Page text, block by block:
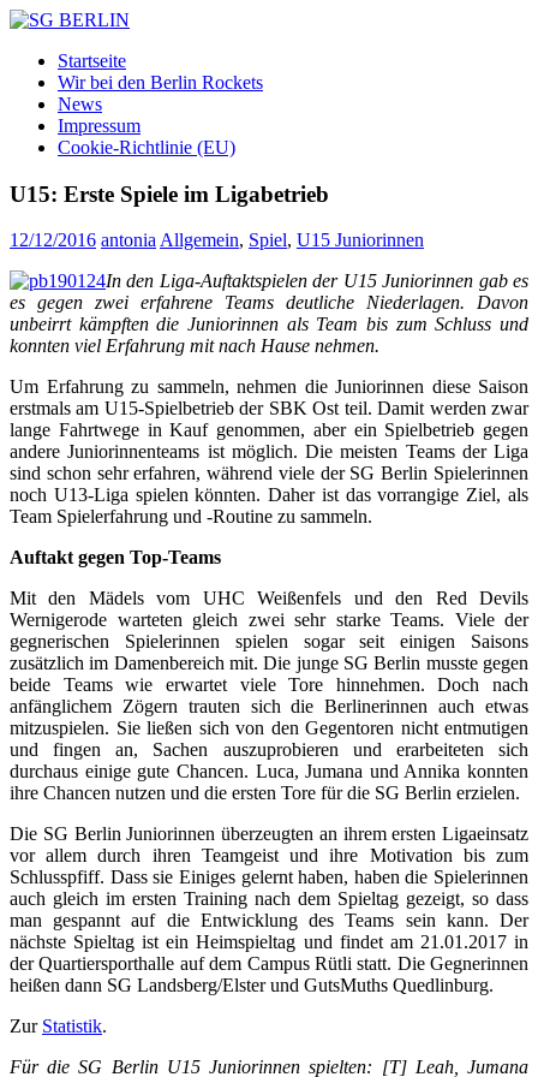
Zum
springen
BERLIN
DAMEN
FLOORBALL
TEAM
Startseite
Wir bei den Berlin Rockets
News
Impressum
Cookie-Richtlinie (EU)
U15: Erste Spiele im Ligabetrieb
12/12/2016 antoniaAllgemein, Spiel, U15 Juniorinnen
In den Liga-Auftaktspielen der U15 Juniorinnen gab es
es gegen zwei erfahrene Teams deutliche Niederlagen. Davon
unbeirrt kämpften die Juniorinnen als Team bis zum Schluss und
konnten viel Erfahrung mit nach Hause nehmen.
Um Erfahrung zu sammeln, nehmen die Juniorinnen diese Saison
erstmals am U15-Spielbetrieb der SBK Ost teil. Damit werden zwar
lange Fahrtwege in Kauf genommen, aber ein Spielbetrieb gegen
andere Juniorinnenteams ist möglich. Die meisten Teams der Liga
sind schon sehr erfahren, während viele der SG Berlin Spielerinnen
noch U13-Liga spielen könnten. Daher ist das vorrangige Ziel, als
Team Spielerfahrung und -Routine zu sammeln.
Auftakt gegen Top-Teams
Mit den Mädels vom UHC Weißenfels und den Red Devils
Wernigerode warteten gleich zwei sehr starke Teams. Viele der
gegnerischen Spielerinnen spielen sogar seit einigen Saisons
zusätzlich im Damenbereich mit. Die junge SG Berlin musste gegen
beide Teams wie erwartet viele Tore hinnehmen. Doch nach
anfänglichem Zögern trauten sich die Berlinerinnen auch etwas
mitzuspielen. Sie ließen sich von den Gegentoren nicht entmutigen
und fingen an, Sachen auszuprobieren und erarbeiteten sich
durchaus einige gute Chancen. Luca, Jumana und Annika konnten
ihre Chancen nutzen und die ersten Tore für die SG Berlin erzielen.
Die SG Berlin Juniorinnen überzeugten an ihrem ersten Ligaeinsatz
vor allem durch ihren Teamgeist und ihre Motivation bis zum
Schlusspfiff. Dass sie Einiges gelernt haben, haben die Spielerinnen
auch gleich im ersten Training nach dem Spieltag gezeigt, so dass
man gespannt auf die Entwicklung des Teams sein kann. Der
nächste Spieltag ist ein Heimspieltag und findet am 21.01.2017 in
der Quartiersporthalle auf dem Campus Rütli statt. Die Gegnerinnen
heißen dann SG Landsberg/Elster und GutsMuths Quedlinburg.
Zur Statistik.
Für die SG Berlin U15 Juniorinnen spielten: [T] Leah, Jumana